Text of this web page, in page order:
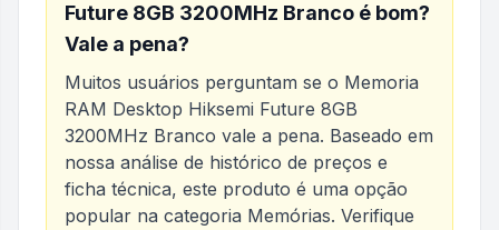
Future 8GB 3200MHz Branco é bom?
Vale a pena?
Muitos usuários perguntam se o Memoria
RAM Desktop Hiksemi Future 8GB
3200MHz Branco vale a pena. Baseado em
nossa análise de histórico de preços e
ficha técnica, este produto é uma opção
popular na categoria Memórias. Verifique